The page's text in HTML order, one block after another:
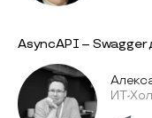
AsyncAPI – Swagger
ИТ-